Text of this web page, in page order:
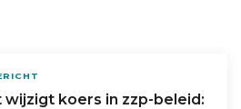
wijzigt koers in zzp-beleid: